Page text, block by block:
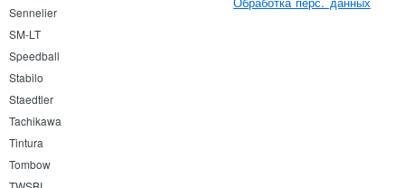
Sennelier
SM-LT
Speedball
Stabilo
Staedtler
Tachikawa
Tintura
Tombow